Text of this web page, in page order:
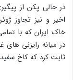
در حالی پکن از
اخیر و نیز تجاوز
خاک ایران که با
در میانه رایزنی
ثابت کرد که کاخ